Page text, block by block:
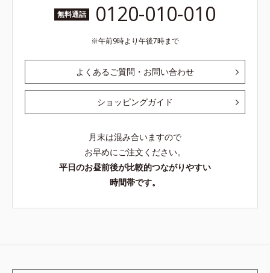
無料通話 0120-010-010
午前9時より午後7時まで
よくあるご質問・お問い合わせ
ショッピングガイド
月末は混み合いますので
お早めにご注文ください。
平日のお昼前後が比較的つながりやすい
時間帯です。